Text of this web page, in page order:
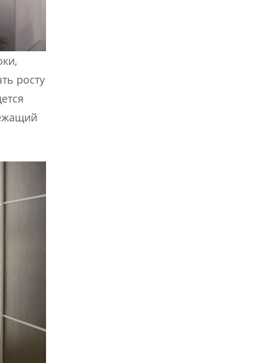
росту